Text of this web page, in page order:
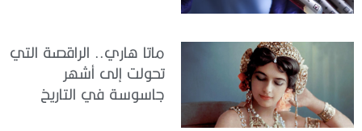
ماتا هاري.. الراقصة التي
تحولت إلى أشهر
جاسوسة في التاريخ